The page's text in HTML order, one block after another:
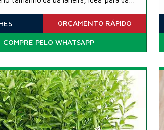
ORÇAMENTO RÁPIDO
COMPRE PELO WHATSAPP